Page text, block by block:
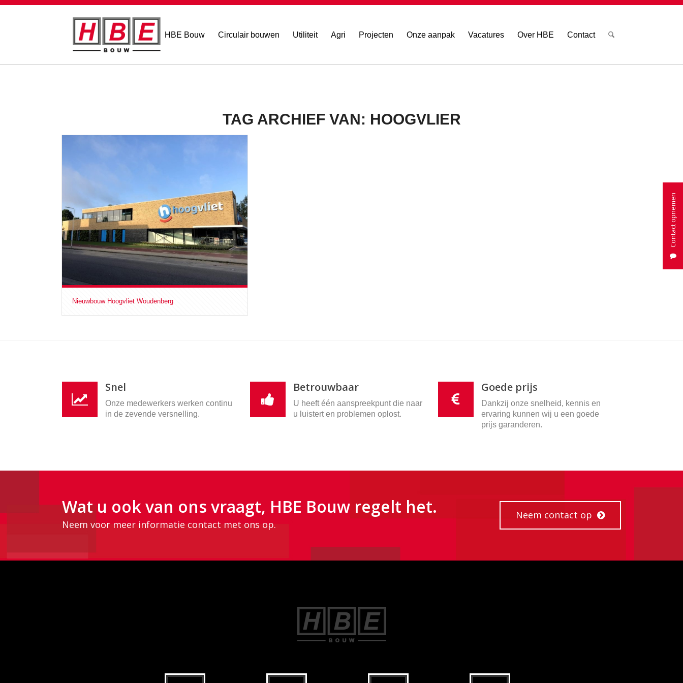
HBE Bouw Circulair bouwen Utiliteit Agri Projecten Onze aanpak Vacatures Over HBE Contact
TAG ARCHIEF VAN: HOOGVLIER
Nieuwbouw Hoogvliet Woudenberg
Snel
Onze medewerkers werken continu
in de zevende versnelling.
Betrouwbaar
U heeft één aanspreekpunt die naar
u luistert en problemen oplost.
Goede prijs
Dankzij onze snelheid, kennis en
ervaring kunnen wij u een goede
prijs garanderen.
Wat u ook van ons vraagt, HBE Bouw regelt het.
Neem voor meer informatie contact met ons op.
Neem contact op
Contact opnemen